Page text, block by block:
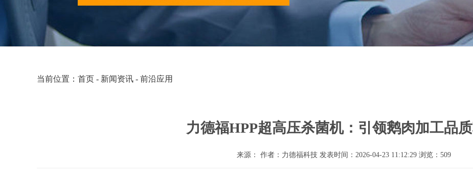
当前位置： 首页 - 新闻资讯 - 前沿应用
力德福HPP超高压杀菌机：引领鹅肉加工品
来源： 作者：力德福科技 发表时间：2026-04-23 11:12:29 浏览：509